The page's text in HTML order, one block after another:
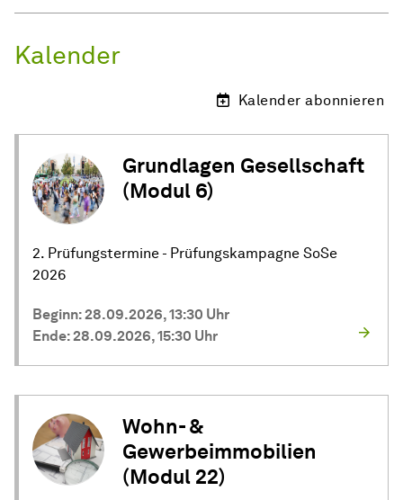
Kalender
Kalender abonnieren
Grundlagen Gesellschaft
(Modul 6)
2. Prüfungstermine - Prüfungskampagne SoSe
2026
Beginn: 28.09.2026, 13:30 Uhr
Ende: 28.09.2026, 15:30 Uhr
Wohn- &
Gewerbeimmobilien
(Modul 22)